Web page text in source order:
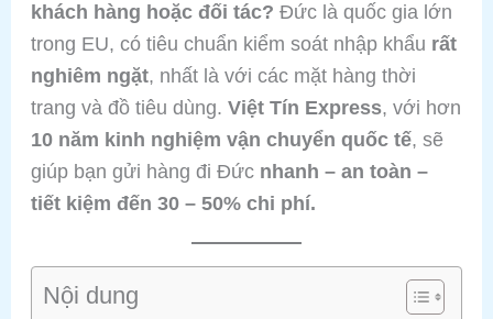
khách hàng hoặc đối tác? Đức là quốc gia lớn
trong EU, có tiêu chuẩn kiểm soát nhập khẩu rất
nghiêm ngặt, nhất là với các mặt hàng thời
trang và đồ tiêu dùng. Việt Tín Express, với hơn
10 năm kinh nghiệm vận chuyển quốc tế, sẽ
giúp bạn gửi hàng đi Đức nhanh – an toàn –
tiết kiệm đến 30 – 50% chi phí.
Nội dung